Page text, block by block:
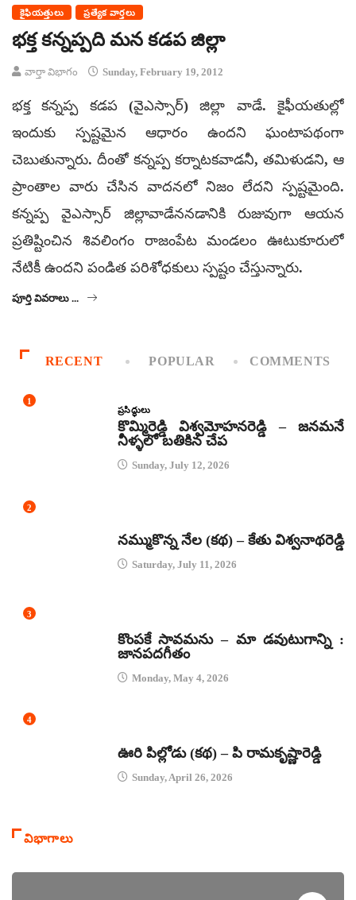
కైఫియత్తులు ప్రత్యేక వార్తలు
భక్త కన్నప్పది మన కడప జిల్లా
వార్తా విభాగం Sunday, February 19, 2012
భక్త కన్నప్ప కడప (వైఎస్సార్) జిల్లా వాడే. కైఫీయతుల్లో
ఇందుకు స్పష్టమైన ఆధారం ఉందని ఘంటాపథంగా
చెబుతున్నారు. దీంతో కన్నప్ప కర్నాటకవాడనీ, తమిళుడని, ఆ
ప్రాంతాల వారు చేసిన వాదనలో నిజం లేదని స్పష్టమైంది.
కన్నప్ప వైఎస్సార్ జిల్లావాడేననడానికి రుజువుగా ఆయన
ప్రతిష్టించిన శివలింగం రాజంపేట మండలం ఊటుకూరులో
నేటికీ ఉందని పండిత పరిశోధకులు స్పష్టం చేస్తున్నారు.
పూర్తి వివరాలు ...
RECENT POPULAR COMMENTS
1
ప్రసిద్ధులు
కొమ్మిరెడ్డి విశ్వమోహనరెడ్డి – జనమనే
నీళ్ళలో బతికిన చేప
Sunday, July 12, 2026
2
నమ్ముకొన్న నేల (కథ) – కేతు విశ్వనాథరెడ్డి
Saturday, July 11, 2026
3
కొంపకే సావమను – మా డవుటుగాన్ని :
జానపదగీతం
Monday, May 4, 2026
4
ఊరి పిల్లోడు (కథ) – పి రామకృష్ణారెడ్డి
Sunday, April 26, 2026
విభాగాలు